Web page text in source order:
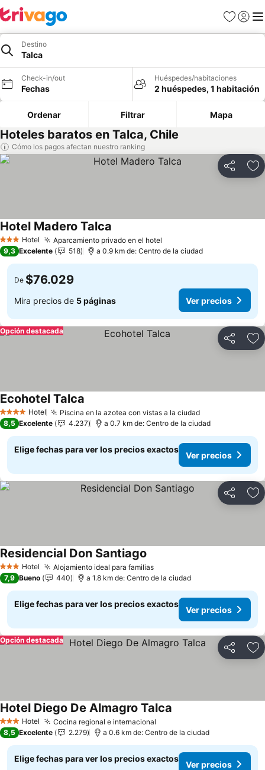
Favoritos
Iniciar
Destino
Talca
Check-in/out
Fechas
Huéspedes/habitaciones
2 huéspedes, 1 habitación
Ordenar Filtrar Mapa
Hoteles baratos en Talca, Chile
Cómo los pagos afectan nuestro ranking
Compartir
3 Estrellas
Hotel Aparcamiento privado en el hotel
Hotel Madero Talca
9,3 Excelente 518 a 0.9 km de: Centro de la ciudad
De $76.029
Mira precios de 5 páginas Ver precios
Compartir
Opción destacada
4 EstrellasHotel Piscina en la azotea con vistas a la ciudad
Ecohotel Talca
8,5 Excelente 4.237 a 0.7 km de: Centro de la ciudad
Elige fechas para ver los precios exactos
Ver precios
Compartir
3 Estrellas
Hotel Alojamiento ideal para familias
Residencial Don Santiago
7,9 Bueno 440 a 1.8 km de: Centro de la ciudad
Elige fechas para ver los precios exactos
Ver precios
Compartir
Opción destacada
3 Estrellas
Hotel Cocina regional e internacional
Hotel Diego De Almagro Talca
8,5 Excelente 2.279 a 0.6 km de: Centro de la ciudad
Elige fechas para ver los precios exactos
Ver precios